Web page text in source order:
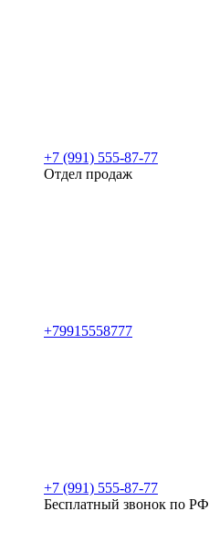
+7 (991) 555-87-77
Отдел продаж
+79915558777
+7 (991) 555-87-77
Бесплатный звонок по РФ